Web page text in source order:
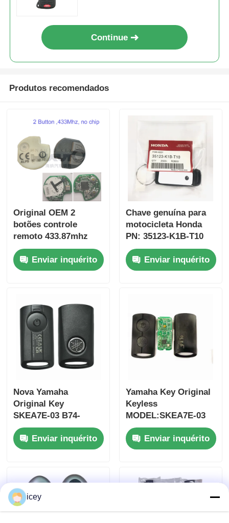
Continue
Produtos recomendados
Original OEM 2
botões controle
remoto 433.87mhz
FSK para Su-zuki
Jim-ny 2005-2017
Sem chip 37182-A7
50pcs
Enviar inquérito
Chave genuína para
motocicleta Honda
PN: 35123-K1B-T10
chave remota de três
botões
FSK433.92MHz chip
Enviar inquérito
Nova Yamaha
Original Key
SKEA7E-03 B74-
H6261-02 662F-
SKEA7D03
Enviar inquérito
Yamaha Key Original
Keyless
MODEL:SKEA7E-03
Para Yamaha Smart
Remote Key B74-
H6261-02/662F-
Enviar inquérito
icey